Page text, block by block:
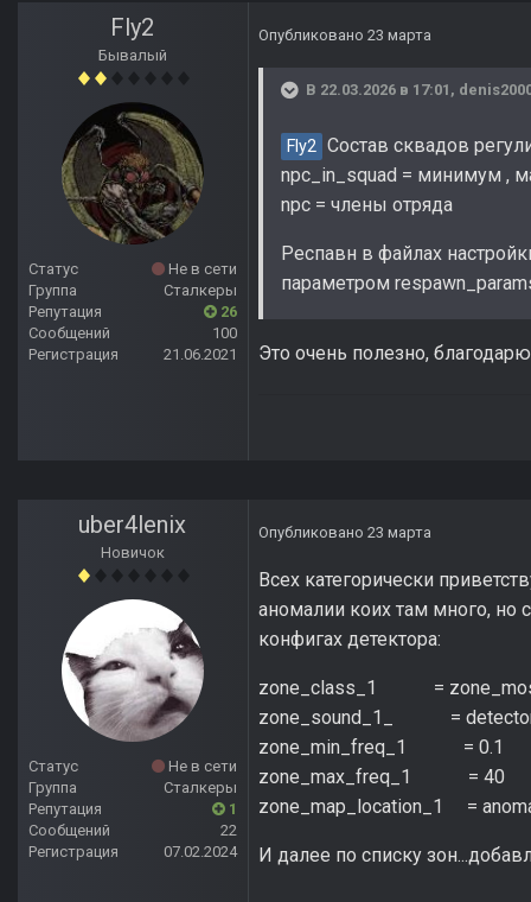
Fly2
Бывалый
Статус
Не в сети
Группа
Сталкеры
Репутация
26
Сообщений
100
Регистрация
21.06.2021
Опубликовано 23 марта
В 22.03.2026 в 17:01,
Fly2 Состав сквадов
npc_in_squad = минимум ,
npc = члены отряда
Респавн в файлах
параметром
Это очень полезно, благодарю
uber4lenix
Новичок
Статус
Не в сети
Группа
Сталкеры
Репутация
1
Сообщений
22
Регистрация
07.02.2024
Опубликовано 23 марта
Всех категорически
аномалии коих там много, но
конфигах детектора:
zone_class_1 =
zone_sound_1_ =
zone_min_freq_1 = 0.1
zone_max_freq_1 = 40
zone_map_location_1 =
И далее по списку